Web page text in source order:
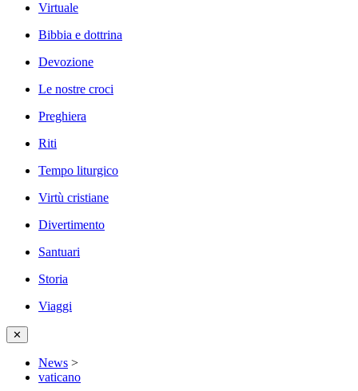
Virtuale
Bibbia e dottrina
Devozione
Le nostre croci
Preghiera
Riti
Tempo liturgico
Virtù cristiane
Divertimento
Santuari
Storia
Viaggi
✕
News >
vaticano